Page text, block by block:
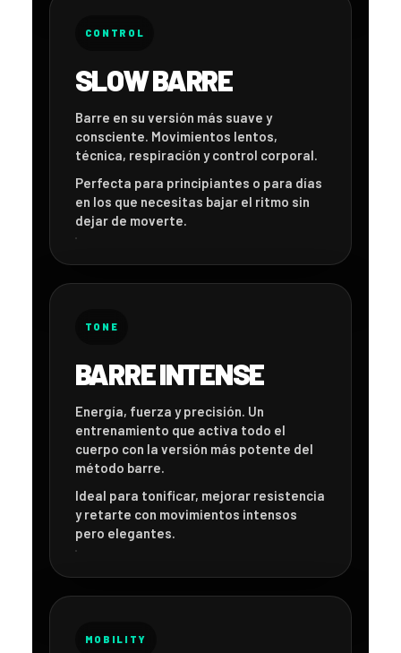
CONTROL
SLOW BARRE
Barre en su versión más suave y
consciente. Movimientos lentos,
técnica, respiración y control corporal.
Perfecta para principiantes o para días
en los que necesitas bajar el ritmo sin
dejar de moverte.
TONE
BARRE INTENSE
Energía, fuerza y precisión. Un
entrenamiento que activa todo el
cuerpo con la versión más potente del
método barre.
Ideal para tonificar, mejorar resistencia
y retarte con movimientos intensos
pero elegantes.
MOBILITY